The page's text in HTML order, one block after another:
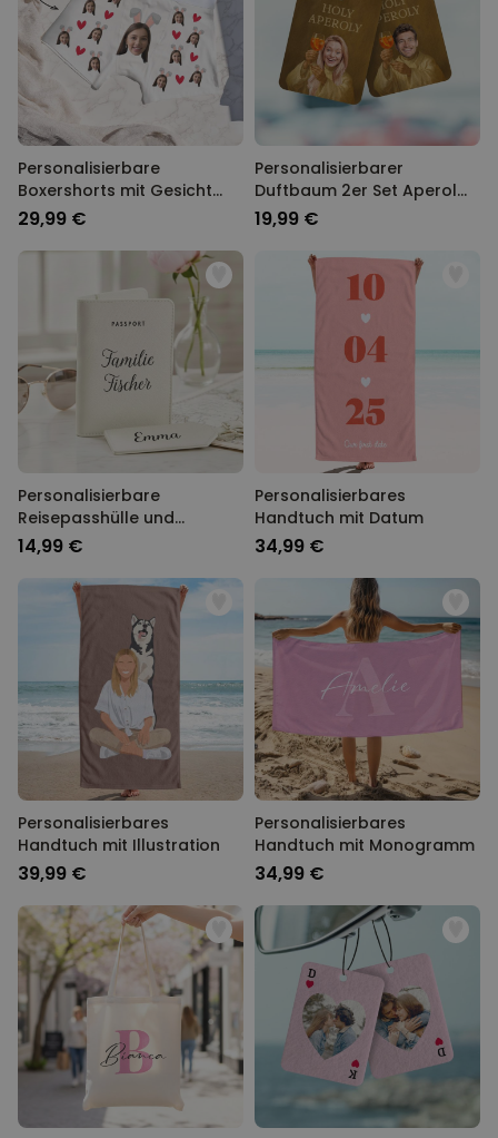
Personalisierbare
Boxershorts mit Gesicht
und Hasenohren
29,99 €
Personalisierbarer
Duftbaum 2er Set Aperol
mit Gesicht
19,99 €
Personalisierbare
Reisepasshülle und
Koffertag mit Text
14,99 €
Personalisierbares
Handtuch mit Datum
34,99 €
Personalisierbares
Handtuch mit Illustration
39,99 €
Personalisierbares
Handtuch mit Monogramm
34,99 €